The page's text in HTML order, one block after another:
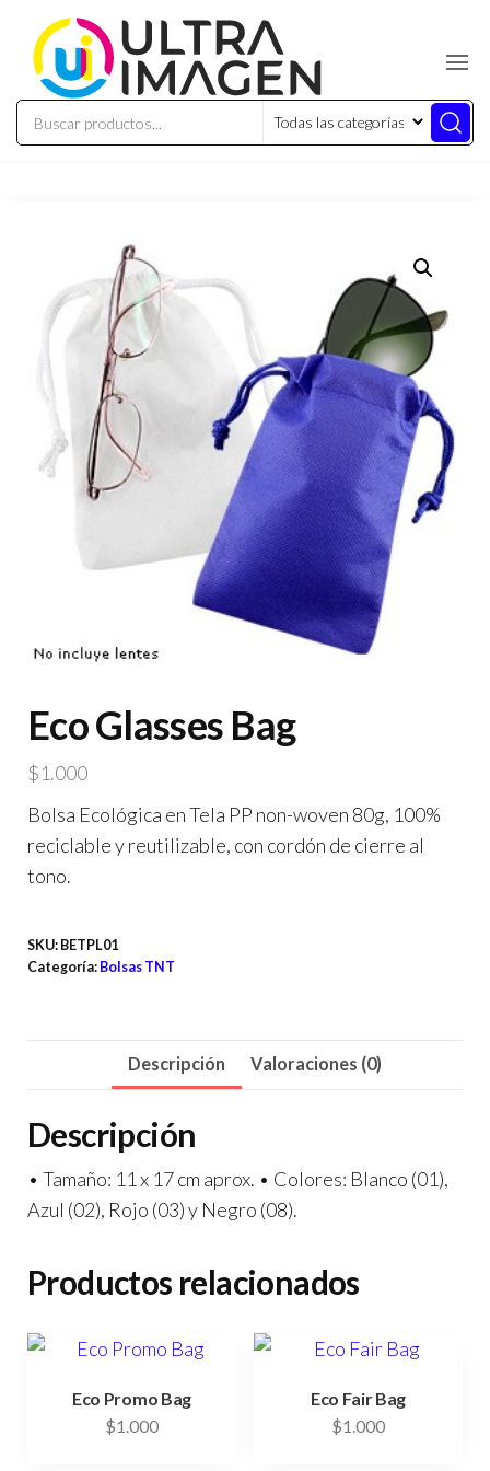
Eco Glasses Bag
$1.000
Bolsa Ecológica en Tela PP non-woven 80g, 100%
reciclable y reutilizable, con cordón de cierre al
tono.
SKU: BETPL01
Categoría: Bolsas TNT
Descripción Valoraciones (0)
Descripción
• Tamaño: 11 x 17 cm aprox. • Colores: Blanco (01),
Azul (02), Rojo (03) y Negro (08).
Productos relacionados
Eco Promo Bag
$1.000
Eco Fair Bag
$1.000